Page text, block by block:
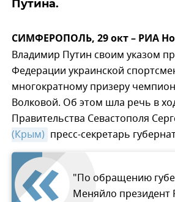
Путина.
СИМФЕРОПОЛЬ, 29 окт – РИА
Владимир Путин своим указом
Федерации украинской
многократному призеру
Волковой. Об этом шла речь в
Правительства Севастополя
(Крым) пресс-секретарь
"По обращению
Меняйло президент